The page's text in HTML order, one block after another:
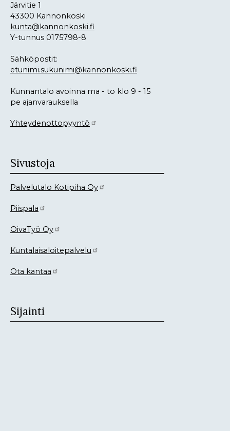
Järvitie 1
43300 Kannonkoski
kunta@kannonkoski.fi
Y-tunnus 0175798-8
Sähköpostit:
etunimi.sukunimi@kannonkoski.fi
Kunnantalo avoinna ma - to klo 9 - 15
pe ajanvarauksella
Yhteydenottopyyntö
Sivustoja
Palvelutalo Kotipiha Oy
Piispala
OivaTyö Oy
Kuntalaisaloitepalvelu
Ota kantaa
Sijainti